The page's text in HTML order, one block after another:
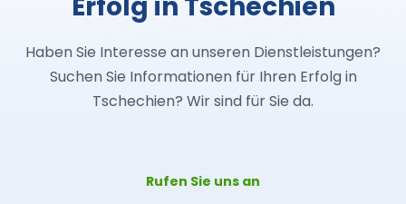
Haben Sie Interesse an unseren Dienstleistungen?
Suchen Sie Informationen für Ihren Erfolg in
Tschechien? Wir sind für Sie da.
Rufen Sie uns an